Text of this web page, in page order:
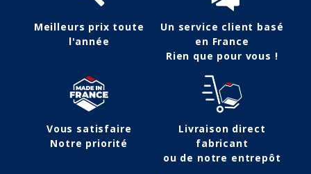
Meilleurs prix toute
l'année
Un service client basé
en France
Rien que pour vous !
Vous satisfaire
Notre priorité
Livraison direct
fabricant
ou de notre entrepôt